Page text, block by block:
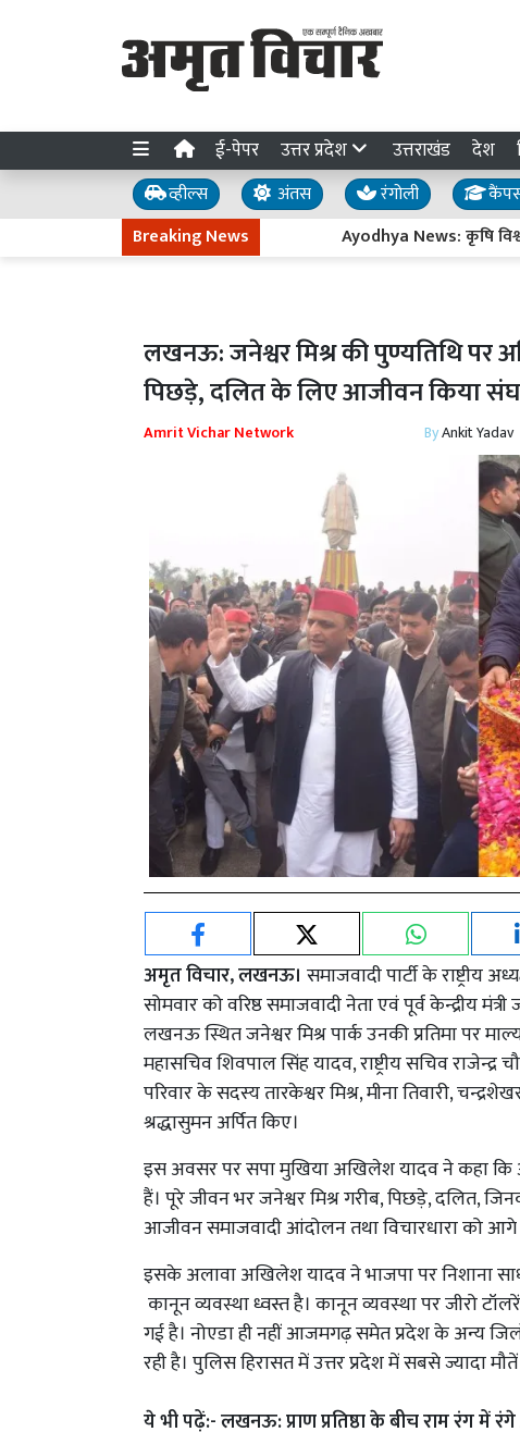
ई-पेपर उत्तर प्रदेश उत्तराखंड देश
व्हील्स अंतस रंगोली
Breaking News
Ayodhya News: कृषि
लखनऊ: जनेश्वर मिश्र की पुण्यतिथि पर
पिछड़े, दलित के लिए आजीवन किया
Amrit Vichar Network ByAnkit Yadav
अमृत विचार, लखनऊ। समाजवादी पार्टी के राष्ट्रीय
सोमवार को वरिष्ठ समाजवादी नेता एवं पूर्व केन्द्रीय
लखनऊ स्थित जनेश्वर मिश्र पार्क उनकी प्रतिमा पर
महासचिव शिवपाल सिंह यादव, राष्ट्रीय सचिव
परिवार के सदस्य तारकेश्वर मिश्र, मीना तिवारी,
श्रद्धासुमन अर्पित किए।
इस अवसर पर सपा मुखिया अखिलेश यादव ने कहा कि
हैं। पूरे जीवन भर जनेश्वर मिश्र गरीब, पिछड़े, दलित,
आजीवन समाजवादी आंदोलन तथा विचारधारा को आगे
इसके अलावा अखिलेश यादव ने भाजपा पर निशाना
कानून व्यवस्था ध्वस्त है। कानून व्यवस्था पर जीरो
गई है। नोएडा ही नहीं आजमगढ़ समेत प्रदेश के अन्य
रही है। पुलिस हिरासत में उत्तर प्रदेश में सबसे ज्यादा
ये भी पढ़ें:-लखनऊ: प्राण प्रतिष्ठा के बीच राम रंग में